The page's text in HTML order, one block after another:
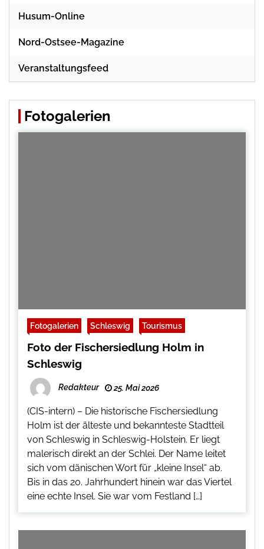
Husum-Online
Nord-Ostsee-Magazine
Veranstaltungsfeed
Fotogalerien
Fotogalerien Schleswig Tourismus
Foto der Fischersiedlung Holm in
Schleswig
Redakteur 25. Mai 2026
(CIS-intern) – Die historische Fischersiedlung
Holm ist der älteste und bekannteste Stadtteil
von Schleswig in Schleswig-Holstein. Er liegt
malerisch direkt an der Schlei. Der Name leitet
sich vom dänischen Wort für „kleine Insel“ ab.
Bis in das 20. Jahrhundert hinein war das Viertel
eine echte Insel. Sie war vom Festland […]